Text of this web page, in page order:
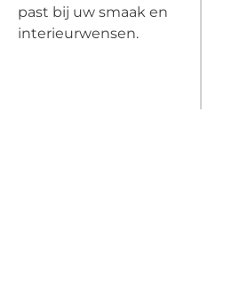
past bij uw smaak en
interieurwensen.